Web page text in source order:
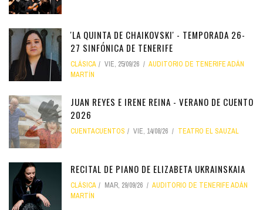
'LA QUINTA DE CHAIKOVSKI' - TEMPORADA 26-
27 SINFÓNICA DE TENERIFE
CLÁSICA VIE, 25/09/26
AUDITORIO DE TENERIFE ADÁN
MARTÍN
JUAN REYES E IRENE REINA - VERANO DE CUENTO
2026
CUENTACUENTOS VIE, 14/08/26 TEATRO EL SAUZAL
RECITAL DE PIANO DE ELIZABETA UKRAINSKAIA
CLÁSICA MAR, 29/09/26
AUDITORIO DE TENERIFE ADÁN
MARTÍN